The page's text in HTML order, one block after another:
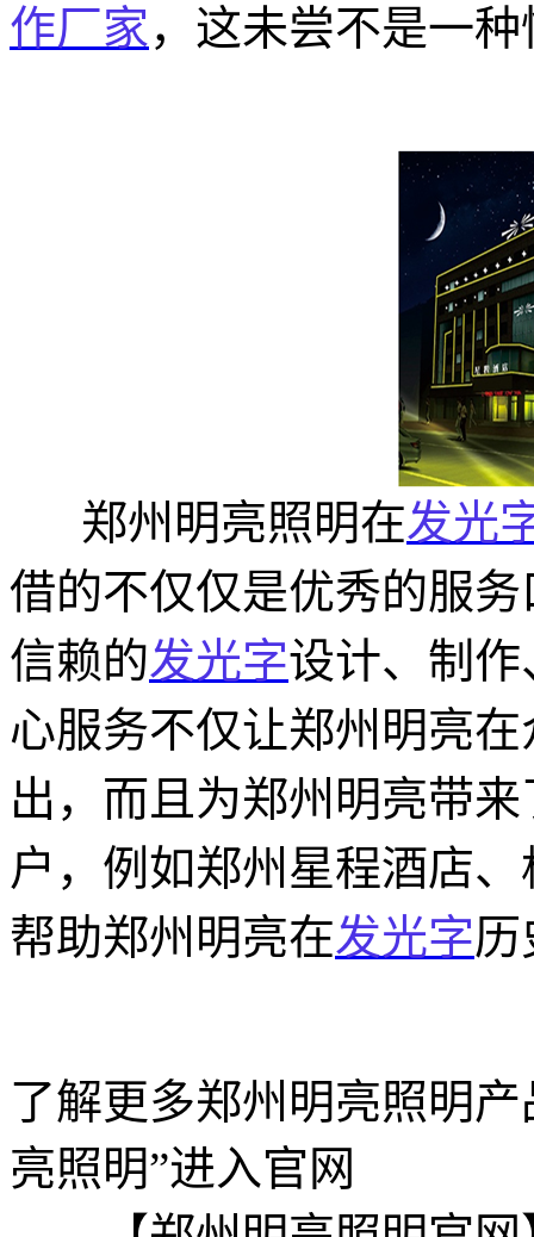
作厂家 ，这未尝不是一
郑州明亮照明在发光
借的不仅仅是优秀的服
信赖的发光字设计、制
心服务不仅让郑州明亮在
出，而且为郑州明亮带
户，例如郑州星程酒店
帮助郑州明亮在发光字历
了解更多郑州明亮照明
亮照明”进入官网